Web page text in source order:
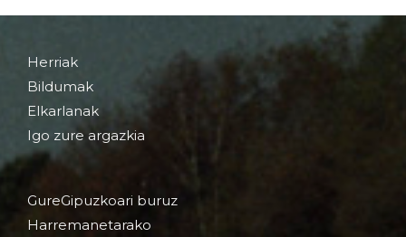
Herriak
Bildumak
Elkarlanak
Igo zure argazkia
GureGipuzkoari buruz
Harremanetarako